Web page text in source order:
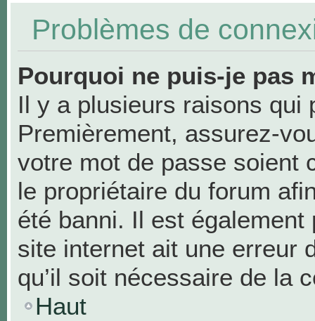
Problèmes de
Pourquoi ne puis-je pas
Il y a plusieurs raisons qui
Premièrement, assurez-
votre mot de passe soient
le propriétaire du forum
été banni. Il est
site internet ait une erreur
qu’il soit nécessaire de la
Haut